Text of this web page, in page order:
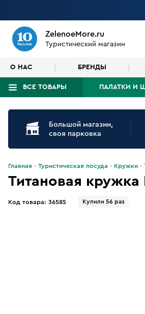
ZelenoeMore.ru
Туристический магазин
О НАС БРЕНДЫ
ВСЕ ТОВАРЫ ПАЛАТКИ И
Что будем искать?
Большой магазин,
своя парковка
Главная Туристическая посуда Кружки
Титановая кружка
Код товара: 36585 Купили 56 раз